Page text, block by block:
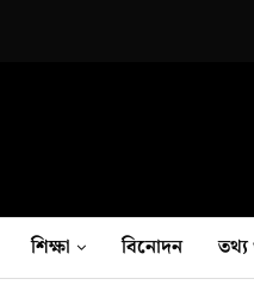
শিক্ষা বিনোদন তথ‍্য